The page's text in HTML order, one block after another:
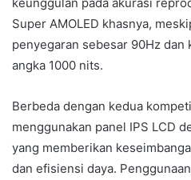
Super AMOLED khasnya,
penyegaran sebesar 90Hz dan
angka 1000 nits.
Berbeda dengan kedua
menggunakan panel IPS LCD
yang memberikan
dan efisiensi daya.